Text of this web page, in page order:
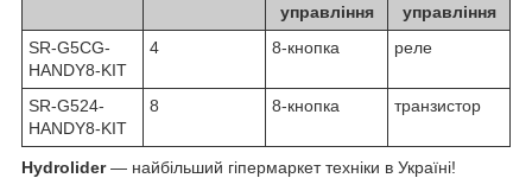
управління
управління
SR-G5CG-
HANDY8-KIT
4 8-кнопка реле
SR-G524-
HANDY8-KIT
8 8-кнопка транзистор
Hydrolider— найбільший гіпермаркет техніки в Україні!